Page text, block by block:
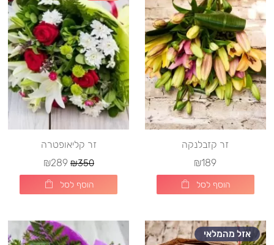
זר קזבלנקה
₪189
הוסף לסל
זר קליאופטרה
₪350
₪289
הוסף לסל
אזל מהמלאי